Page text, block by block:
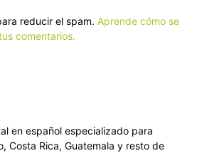
reducir el spam. Aprende cómo se
comentarios.
en español especializado para
Costa Rica, Guatemala y resto de